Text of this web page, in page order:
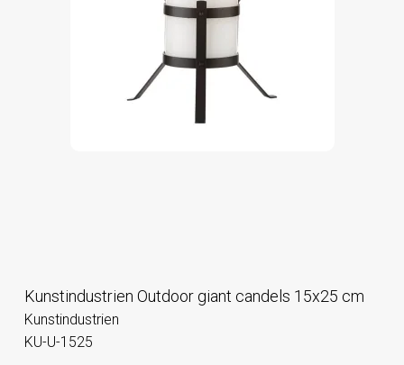
Kunstindustrien Outdoor giant candels 15x25 cm
Kunstindustrien
KU-U-1525